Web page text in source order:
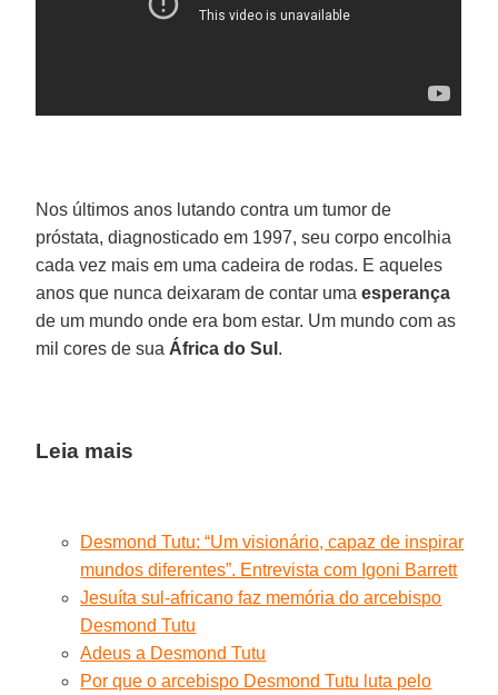
Nos últimos anos lutando contra um tumor de
próstata, diagnosticado em 1997, seu corpo encolhia
cada vez mais em uma cadeira de rodas. E aqueles
anos que nunca deixaram de contar umaesperança
de um mundo onde era bom estar. Um mundo com as
mil cores de sua África do Sul .
Leia mais
Desmond Tutu: “Um visionário, capaz de inspirar
mundos diferentes”. Entrevista com Igoni Barrett
Jesuíta sul-africano faz memória do arcebispo
Desmond Tutu
Adeus a Desmond Tutu
Por que o arcebispo Desmond Tutu luta pelo